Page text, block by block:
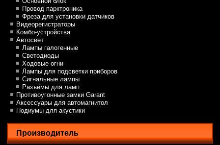
Провод парктроника
Фреза для установки датчиков
Видеорегистраторы
Комбо-устройства
Автосвет
Лампы галогенные
Светодиоды
Ходовые огни
Лампы для подсветки приборов
Сигнальные лампы
Разъёмы для ламп
Противоугонные замки Garant
Аксессуары для автомагнитол
Подиумы для акустики
Производитель